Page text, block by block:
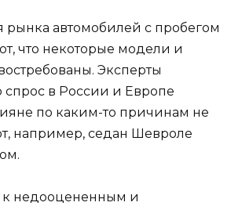
рынка автомобилей с пробегом
что некоторые модели и
Эксперты
спрос в России и Европе
по каким-то причинам не
например, седан Шевроле
к недооцененным и